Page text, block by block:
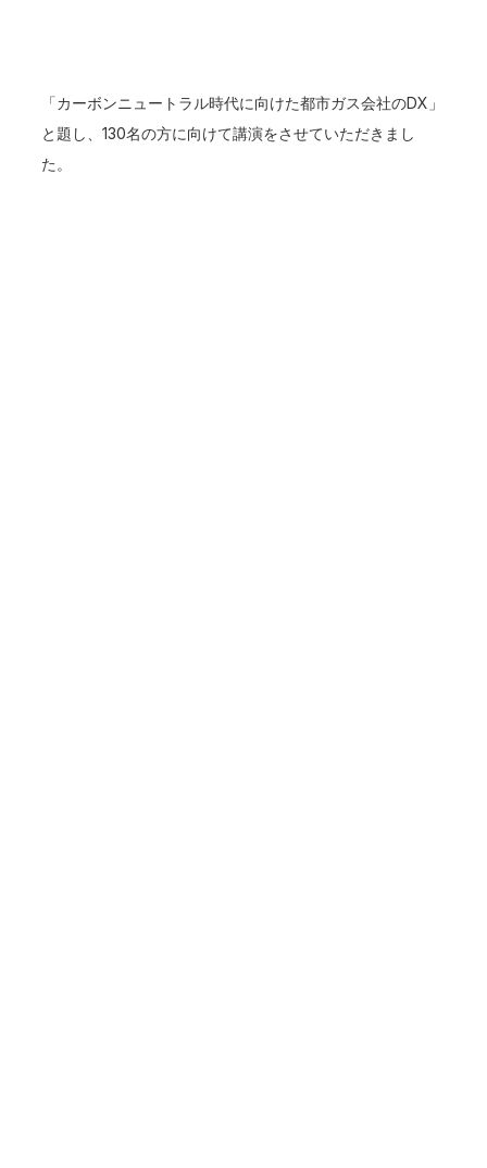
「カーボンニュートラル時代に向けた都市ガス会社のDX」
と題し、130名の方に向けて講演をさせていただきまし
た。